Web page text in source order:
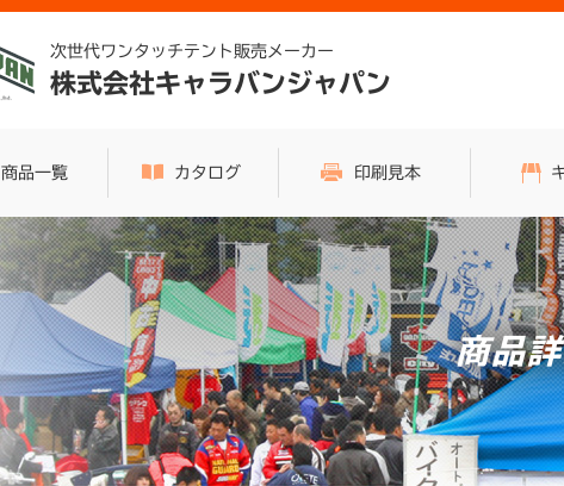
次世代ワンタッチテント販売メーカー
株式会社キャラバンジャパン
商品一覧 カタログ 印刷見本
商品